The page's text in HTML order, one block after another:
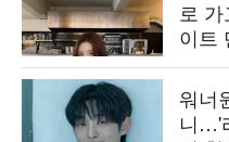
로
이트
워너
니…'